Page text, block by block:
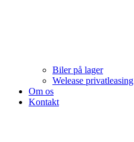
Biler på lager
Welease privatleasing
Om os
Kontakt